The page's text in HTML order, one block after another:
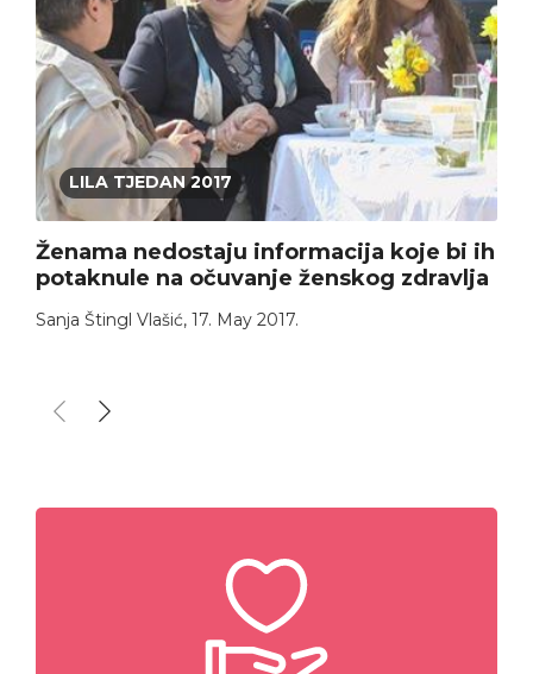
LILA TJEDAN 2017
Ženama nedostaju informacija koje bi ih
potaknule na očuvanje ženskog zdravlja
Sanja Štingl Vlašić, 17. May 2017.